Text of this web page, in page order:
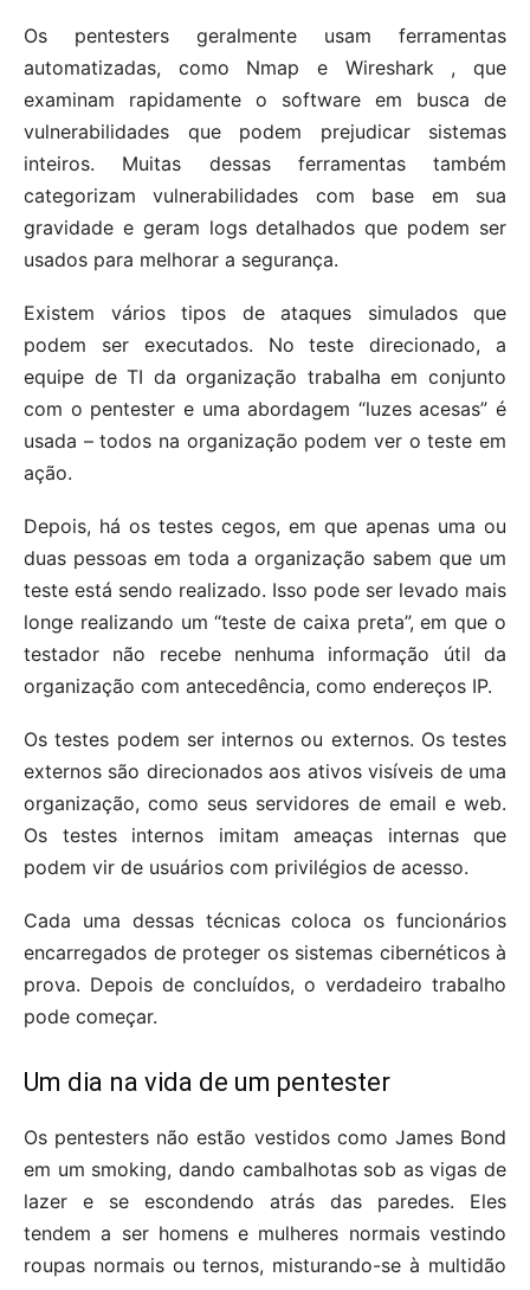
Os pentesters geralmente usam ferramentas
automatizadas, como Nmap e Wireshark , que
examinam rapidamente o software em busca de
vulnerabilidades que podem prejudicar sistemas
inteiros. Muitas dessas ferramentas também
categorizam vulnerabilidades com base em sua
gravidade e geram logs detalhados que podem ser
usados ​​para melhorar a segurança.
Existem vários tipos de ataques simulados que
podem ser executados. No teste direcionado, a
equipe de TI da organização trabalha em conjunto
com o pentester e uma abordagem “luzes acesas” é
usada – todos na organização podem ver o teste em
ação.
Depois, há os testes cegos, em que apenas uma ou
duas pessoas em toda a organização sabem que um
teste está sendo realizado. Isso pode ser levado mais
longe realizando um “teste de caixa preta”, em que o
testador não recebe nenhuma informação útil da
organização com antecedência, como endereços IP.
Os testes podem ser internos ou externos. Os testes
externos são direcionados aos ativos visíveis de uma
organização, como seus servidores de email e web.
Os testes internos imitam ameaças internas que
podem vir de usuários com privilégios de acesso.
Cada uma dessas técnicas coloca os funcionários
encarregados de proteger os sistemas cibernéticos à
prova. Depois de concluídos, o verdadeiro trabalho
pode começar.
Um dia na vida de um pentester
Os pentesters não estão vestidos como James Bond
em um smoking, dando cambalhotas sob as vigas de
lazer e se escondendo atrás das paredes. Eles
tendem a ser homens e mulheres normais vestindo
roupas normais ou ternos, misturando-se à multidão